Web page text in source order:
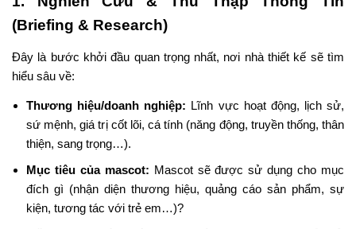
(Briefing & Research)
Đây là bước khởi đầu quan trọng nhất, nơi nhà thiết kế sẽ tìm
hiểu sâu về:
Thương hiệu/doanh nghiệp: Lĩnh vực hoạt động, lịch sử,
sứ mệnh, giá trị cốt lõi, cá tính (năng động, truyền thống, thân
thiện, sang trọng…).
Mục tiêu của mascot: Mascot sẽ được sử dụng cho mục
đích gì (nhận diện thương hiệu, quảng cáo sản phẩm, sự
kiện, tương tác với trẻ em…)?